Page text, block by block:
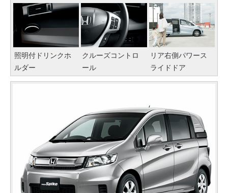
照明付ドリンクホ
ルダー
クルーズコントロ
ール
リア右側パワース
ライドドア